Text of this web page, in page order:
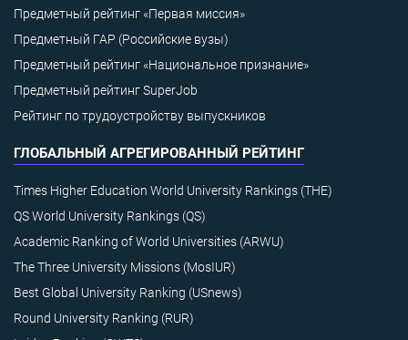
Предметный рейтинг «Первая миссия»
Предметный ГАР (Российские вузы)
Предметный рейтинг «Национальное признание»
Предметный рейтинг SuperJob
Рейтинг по трудоустройству выпускников
ГЛОБАЛЬНЫЙ АГРЕГИРОВАННЫЙ РЕЙТИНГ
Times Higher Education World University Rankings (THE)
QS World University Rankings (QS)
Academic Ranking of World Universities (ARWU)
The Three University Missions (MosIUR)
Best Global University Ranking (USnews)
Round University Ranking (RUR)